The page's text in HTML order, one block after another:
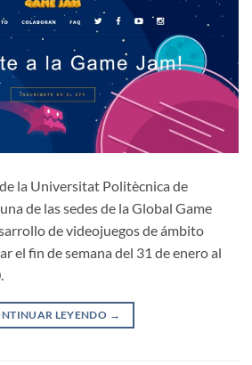
la Universitat Politècnica de
de las sedes de la Global Game
de videojuegos de ámbito
el fin de semana del 31 de enero al
LEYENDO →